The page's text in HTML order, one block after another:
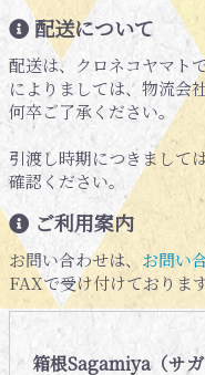
配送について
配送は、クロネコヤマト
によりましては、物流会
何卒ご了承ください。
引渡し時期につきまして
確認ください。
ご利用案内
お問い合わせは、 お問い
FAXで受け付けております
箱根Sagamiya（サ